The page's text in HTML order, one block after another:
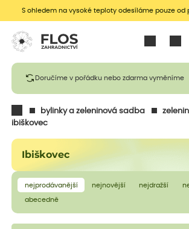
S ohledem na vysoké teploty odesíláme pouze od
Doručíme v pořádku nebo zdarma vyměníme
bylinky a zeleninová sadba
ibiškovec
Ibiškovec
nejprodávanější nejnovější nejdražší
abecedně